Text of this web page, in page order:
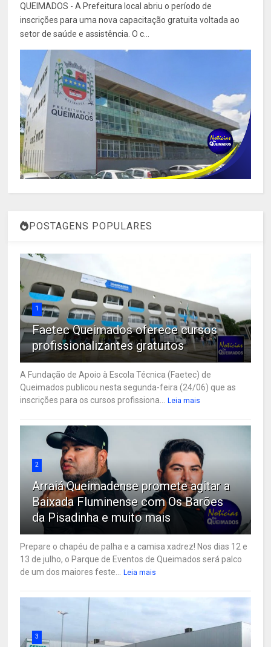
QUEIMADOS - A Prefeitura local abriu o período de
inscrições para uma nova capacitação gratuita voltada ao
setor de saúde e assistência. O c...
POSTAGENS POPULARES
1
Faetec Queimados oferece cursos
profissionalizantes gratuitos
A Fundação de Apoio à Escola Técnica (Faetec) de
Queimados publicou nesta segunda-feira (24/06) que as
inscrições para os cursos profissiona...
Leia mais
2
Arraiá Queimadense promete agitar a
Baixada Fluminense com Os Barões
da Pisadinha e muito mais
Prepare o chapéu de palha e a camisa xadrez! Nos dias 12 e
13 de julho, o Parque de Eventos de Queimados será palco
de um dos maiores feste...
Leia mais
3